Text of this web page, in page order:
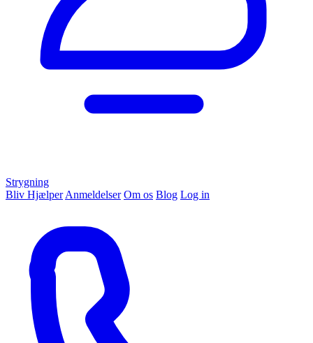
Strygning
Bliv Hjælper Anmeldelser Om os Blog Log in